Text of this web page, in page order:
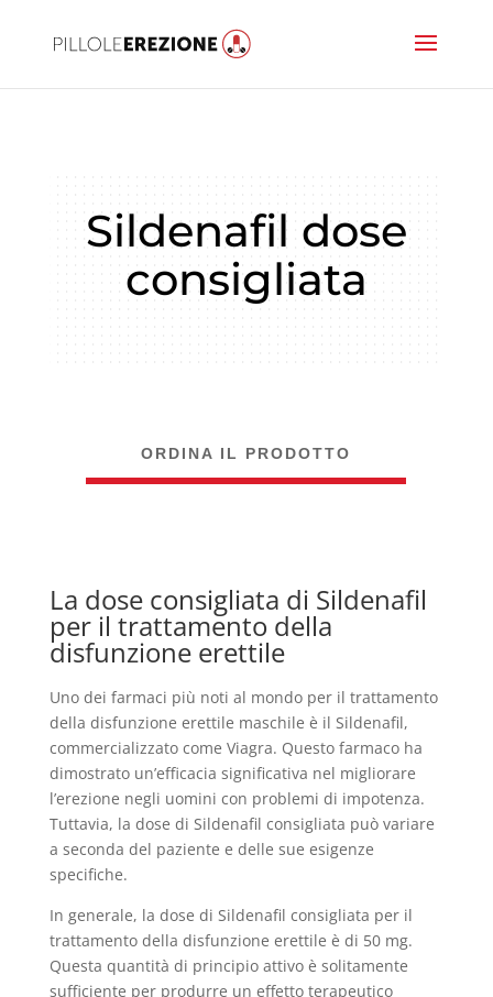
Sildenafil dose
consigliata
ORDINA IL PRODOTTO
La dose consigliata di Sildenafil
per il trattamento della
disfunzione erettile
Uno dei farmaci più noti al mondo per il trattamento
della disfunzione erettile maschile è il Sildenafil,
commercializzato come Viagra. Questo farmaco ha
dimostrato un’efficacia significativa nel migliorare
l’erezione negli uomini con problemi di impotenza.
Tuttavia, la dose di Sildenafil consigliata può variare
a seconda del paziente e delle sue esigenze
specifiche.
In generale, la dose di Sildenafil consigliata per il
trattamento della disfunzione erettile è di 50 mg.
Questa quantità di principio attivo è solitamente
sufficiente per produrre un effetto terapeutico